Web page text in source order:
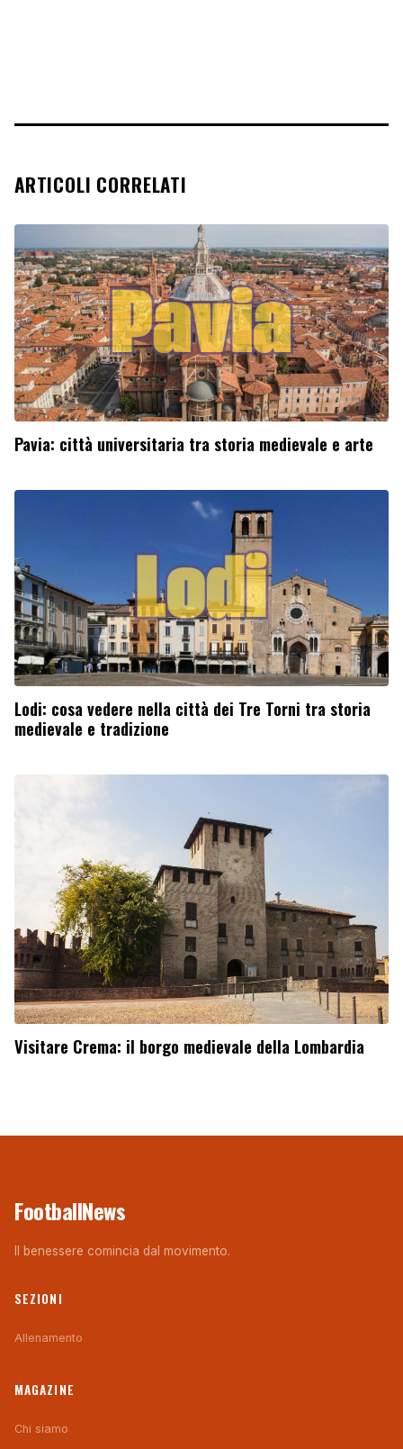
ARTICOLI CORRELATI
Pavia: città universitaria tra storia medievale e arte
Lodi: cosa vedere nella città dei Tre Torni tra storia
medievale e tradizione
Visitare Crema: il borgo medievale della Lombardia
FootballNews
Il benessere comincia dal movimento.
SEZIONI
Allenamento
MAGAZINE
Chi siamo